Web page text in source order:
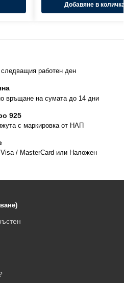
Добавяне в
работен ден
връщане на сумата до 14 дни
925
с маркировка от НАП
/ MasterCard или Наложен